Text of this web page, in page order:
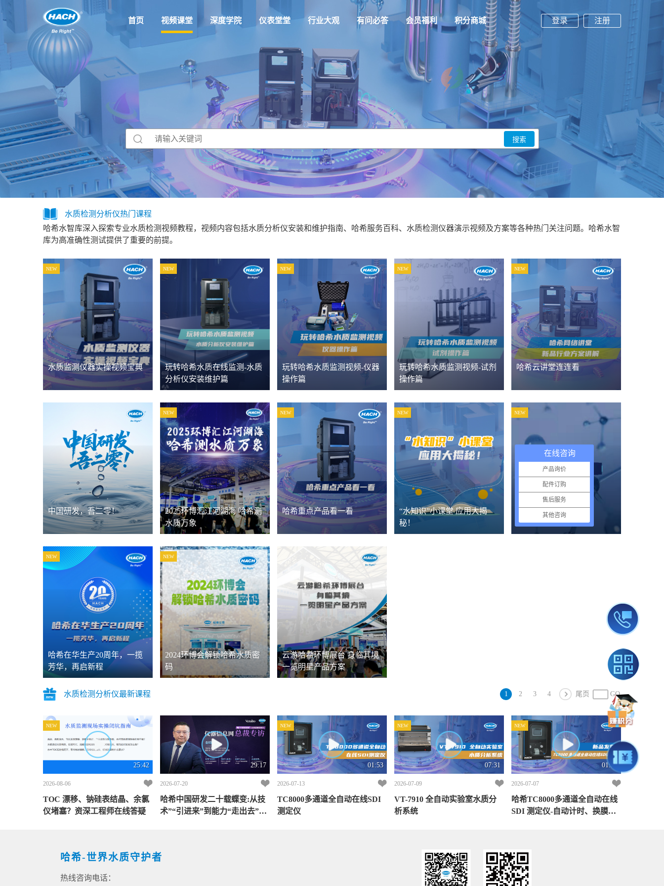
首页 视频课堂 深度学院 仪表堂堂 行业大观 有问必答 会员福利 积分商城 登录 注册
搜索
水质检测分析仪热门课程
哈希水智库深入探索专业水质检测视频教程，视频内容包括水质分析仪安装和维护指南、哈希服务百科、水质检测仪器演示视频及方案等各种热门关注问题。哈希水智
库为高准确性测试提供了重要的前提。
水质监测仪器实操视频宝典
NEW
玩转哈希水质在线监测-水质
分析仪安装维护篇
NEW
玩转哈希水质监测视频-仪器
操作篇
NEW
玩转哈希水质监测视频-试剂
操作篇
NEW
哈希云讲堂连连看
NEW
中国研发，吾二零！
2025环博汇江河湖海 哈希测
水质万象
NEW
哈希重点产品看一看
NEW
“水知识”小课堂 应用大揭
秘！
NEW
了解哈希
NEW
哈希在华生产20周年，一揽
芳华，再启新程
NEW
2024环博会解锁哈希水质密
码
NEW
云游哈希环博展台 身临其境
一览明星产品方案
水质检测分析仪最新课程 1 2 3 4 尾页 GO
25:42
2026-08-06
TOC 漂移、钠硅表结晶、余氯
仪堵塞？资深工程师在线答疑
NEW
29:17
2026-07-20
哈希中国研发二十载蝶变:从技
术”“引进来”到能力“走出去”仪
01:53
2026-07-13
TC8000多通道全自动在线SDI
测定仪
NEW
07:31
2026-07-09
VT-7910 全自动实验室水质分
析系统
NEW
01:14
2026-07-07
哈希TC8000多通道全自动在线
SDI 测定仪-自动计时、换膜、
NEW
哈希-世界水质守护者
热线咨询电话：
在线咨询
产品询价
配件订购
售后服务
其他咨询